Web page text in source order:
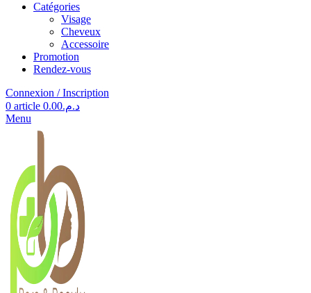
Catégories
Visage
Cheveux
Accessoire
Promotion
Rendez-vous
Connexion / Inscription
0 article د.م.0.00
Menu